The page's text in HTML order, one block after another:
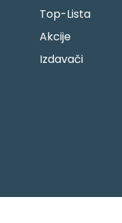
Top-Lista
Akcije
Izdavači